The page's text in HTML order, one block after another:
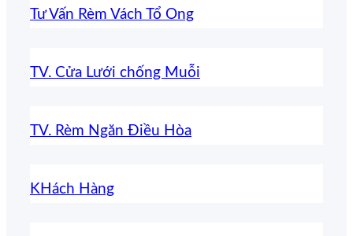
Tư Vấn Rèm Vách Tổ Ong
TV. Cửa Lưới chống Muỗi
TV. Rèm Ngăn Điều Hòa
KHách Hàng